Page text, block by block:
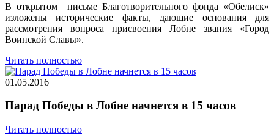
В открытом письме Благотворительного фонда «Обелиск»
изложены исторические факты, дающие основания для
рассмотрения вопроса присвоения Лобне звания «Город
Воинской Славы».
Читать полностью
01.05.2016
Парад Победы в Лобне начнется в 15 часов
Читать полностью